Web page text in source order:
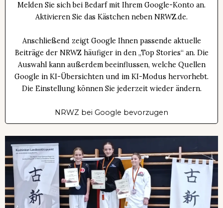
Melden Sie sich bei Bedarf mit Ihrem Google-Konto an.
Aktivieren Sie das Kästchen neben NRWZ.de.
Anschließend zeigt Google Ihnen passende aktuelle
Beiträge der NRWZ häufiger in den „Top Stories“ an. Die
Auswahl kann außerdem beeinflussen, welche Quellen
Google in KI-Übersichten und im KI-Modus hervorhebt.
Die Einstellung können Sie jederzeit wieder ändern.
NRWZ bei Google bevorzugen